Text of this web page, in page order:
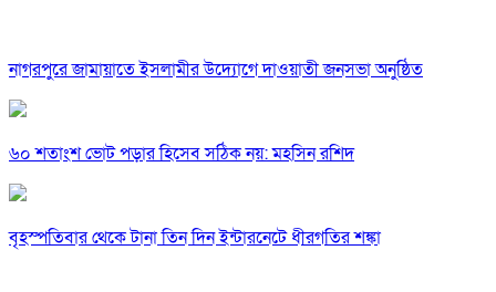
নাগরপুরে জামায়াতে ইসলামীর উদ্যোগে দাওয়াতী জনসভা অনুষ্ঠিত
৬০ শতাংশ ভোট পড়ার হিসেব সঠিক নয়: মহসিন রশিদ
বৃহস্পতিবার থেকে টানা তিন দিন ইন্টারনেটে ধীরগতির শঙ্কা